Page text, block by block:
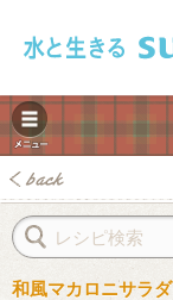
和風マカロニサラダ